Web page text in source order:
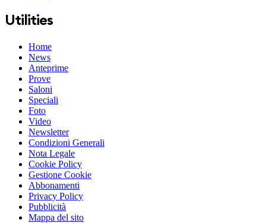
Utilities
Home
News
Anteprime
Prove
Saloni
Speciali
Foto
Video
Newsletter
Condizioni Generali
Nota Legale
Cookie Policy
Gestione Cookie
Abbonamenti
Privacy Policy
Pubblicità
Mappa del sito